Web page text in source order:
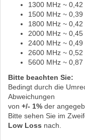
1300 MHz ~ 0,42
1500 MHz ~ 0,39
1800 MHz ~ 0,42
2000 MHz ~ 0,45
2400 MHz ~ 0,49
2600 MHz ~ 0,52
5600 MHz ~ 0,87
Bitte beachten Sie:
Bedingt durch die
Abweichungen
von +/- 1% der
Bitte sehen Sie im
Low Loss nach.